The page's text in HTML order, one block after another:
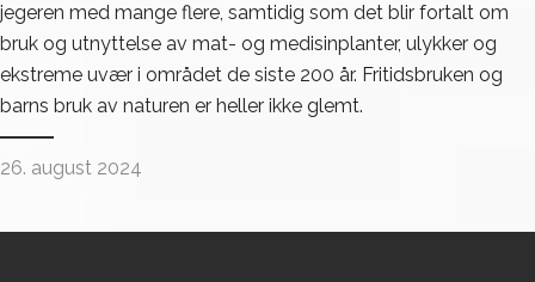
jegeren med mange flere, samtidig som det blir fortalt om
bruk og utnyttelse av mat- og medisinplanter, ulykker og
ekstreme uvær i området de siste 200 år. Fritidsbruken og
barns bruk av naturen er heller ikke glemt.
26. august 2024